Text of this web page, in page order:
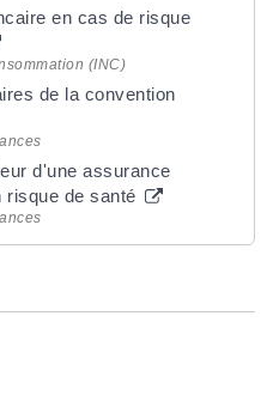
en cas de risque
(INC)
de la convention
d'une assurance
risque de santé